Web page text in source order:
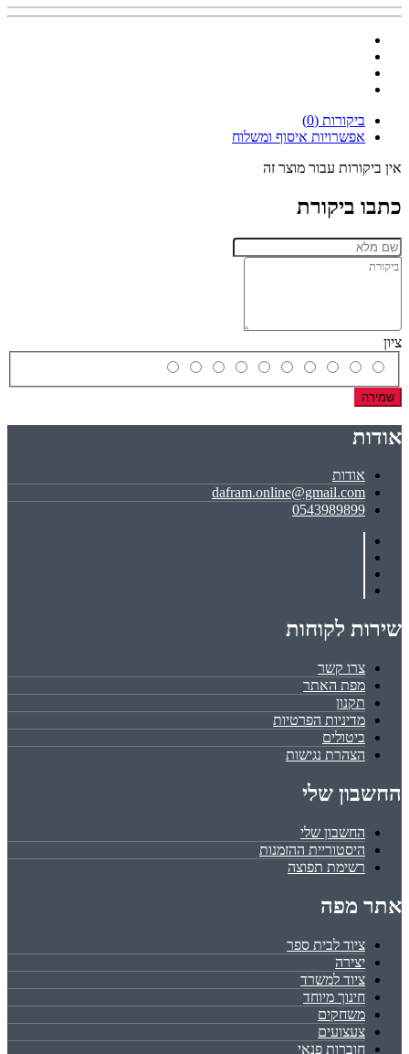
ביקורות (0)
אפשרויות איסוף ומשלוח
אין ביקורות עבור מוצר זה
כתבו ביקורת
ציון
שמירה
אודות
אודות
dafram.online@gmail.com
0543989899
שירות לקוחות
צרו קשר
מפת האתר
תקנון
מדיניות הפרטיות
ביטולים
הצהרת נגישות
החשבון שלי
החשבון שלי
היסטוריית ההזמנות
רשימת תפוצה
אתר מפה
ציוד לבית ספר
יצירה
ציוד למשרד
חינוך מיוחד
משחקים
צעצועים
חוברות פנאי